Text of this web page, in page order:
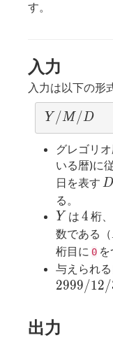
す。
入力
入力は以下の形
Y/
M/
D
Y /M /D
グレゴリ
いる暦)に
日を表す D
D
る。
Y
Y は4
4 桁、
数である（
桁目に 0
与えられ
2999/12/
出力